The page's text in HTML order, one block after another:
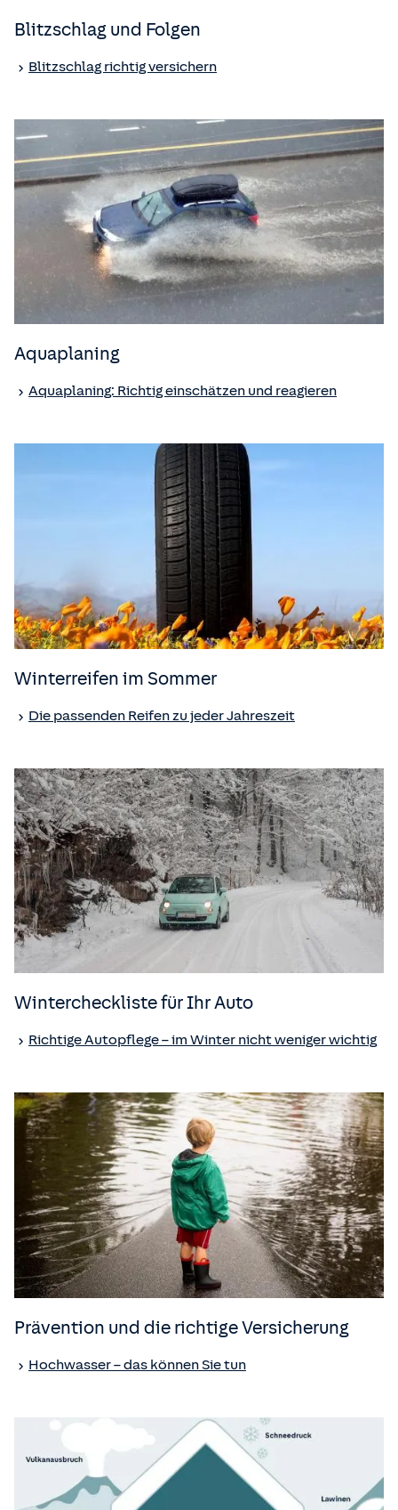
Blitzschlag und Folgen
Blitzschlag richtig versichern
Aquaplaning
Aquaplaning: Richtig einschätzen und reagieren
Winterreifen im Sommer
Die passenden Reifen zu jeder Jahreszeit
Wintercheckliste für Ihr Auto
Richtige Autopflege – im Winter nicht weniger wichtig
Prävention und die richtige Versicherung
Hochwasser – das können Sie tun